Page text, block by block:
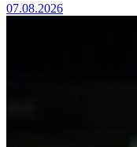
07.08.2026